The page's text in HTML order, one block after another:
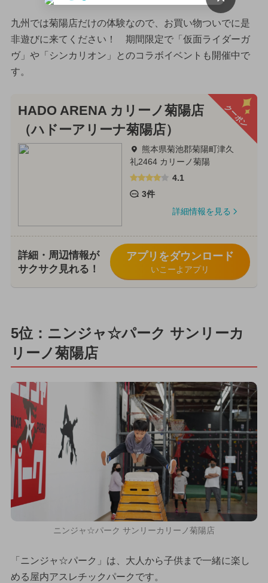
九州では菊陽店だけの体験なので、お買い物ついでに是
非遊びに来てください！ 期間限定で「仮面ライダーガ
ヴ」や「シンカリオン」とのコラボイベントも開催中で
す。
クーポン
HADO ARENA カリーノ菊陽店
（ハドーアリーナ菊陽店）
熊本県菊池郡菊陽町津久
礼2464 カリーノ菊陽
4.1
3件
詳細情報を見る
詳細・周辺情報が
サクサク見れる！
アプリをダウンロード
いこーよアプリ
5位：ニンジャ☆パーク サンリーカ
リーノ菊陽店
ニンジャ☆パーク サンリーカリーノ菊陽店
「ニンジャ☆パーク」は、大人から子供まで一緒に楽し
める屋内アスレチックパークです。